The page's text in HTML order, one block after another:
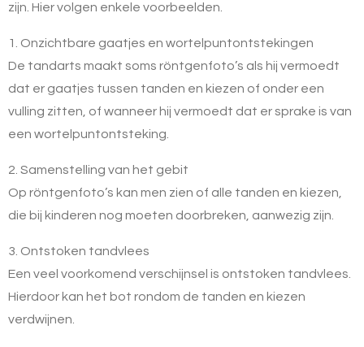
zijn. Hier volgen enkele voorbeelden.
1. Onzichtbare gaatjes en wortelpuntontstekingen
De tandarts maakt soms röntgenfoto’s als hij vermoedt
dat er gaatjes tussen tanden en kiezen of onder een
vulling zitten, of wanneer hij vermoedt dat er sprake is van
een wortelpuntontsteking.
2. Samenstelling van het gebit
Op röntgenfoto’s kan men zien of alle tanden en kiezen,
die bij kinderen nog moeten doorbreken, aanwezig zijn.
3. Ontstoken tandvlees
Een veel voorkomend verschijnsel is ontstoken tandvlees.
Hierdoor kan het bot rondom de tanden en kiezen
verdwijnen.